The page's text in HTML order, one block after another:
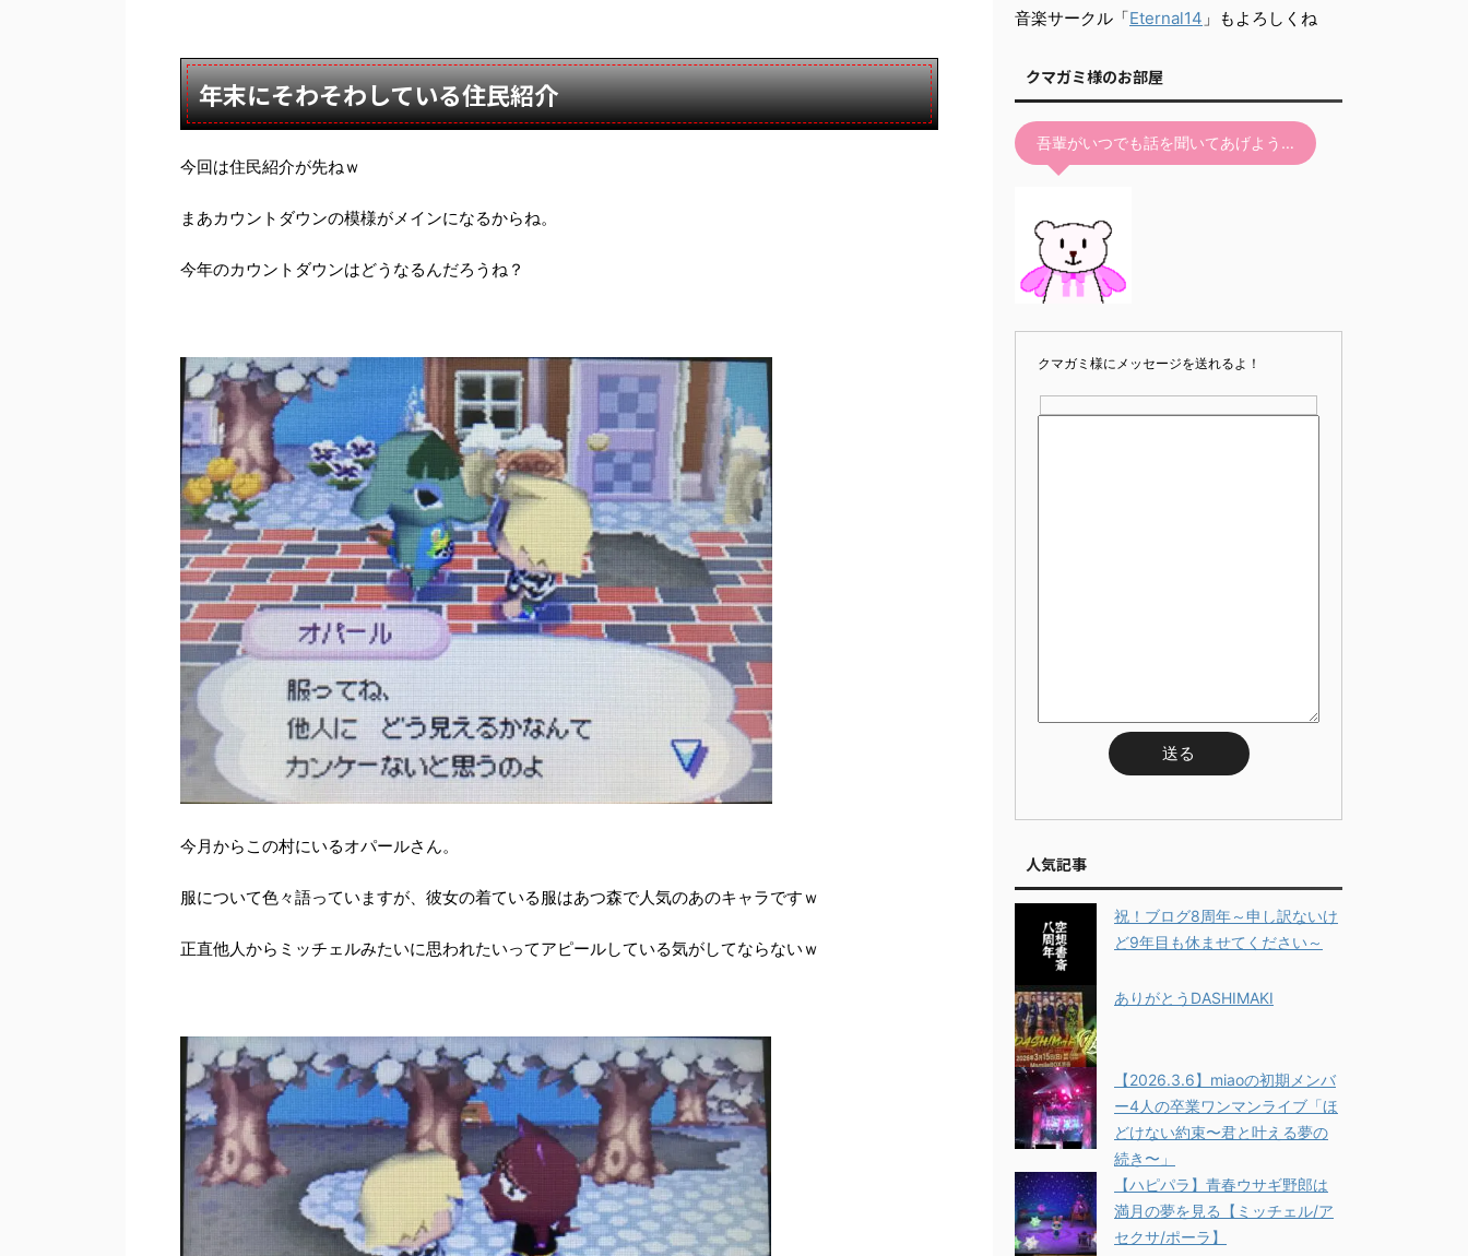
年末にそわそわしている住民紹介
今回は住民紹介が先ねｗ
まあカウントダウンの模様がメインになるからね。
今年のカウントダウンはどうなるんだろうね？
今月からこの村にいるオパールさん。
服について色々語っていますが、彼女の着ている服はあつ森で人気のあのキャラですｗ
正直他人からミッチェルみたいに思われたいってアピールしている気がしてならないｗ
く
い。
音楽サークル「Eternal14 」もよろしくね
クマガミ様のお部屋
吾輩がいつでも話を聞いてあげよう…
クマガミ様にメッセージを送れるよ！
人気記事
祝！ブログ8周年～申し訳ないけ
ど9年目も休ませてください～
ありがとうDASHIMAKI
【2026.3.6】miaoの初期メンバ
ー4人の卒業ワンマンライブ「ほ
どけない約束〜君と叶える夢の
続き〜」
【ハピパラ】青春ウサギ野郎は
満月の夢を見る【ミッチェル/ア
セクサ/ポーラ】